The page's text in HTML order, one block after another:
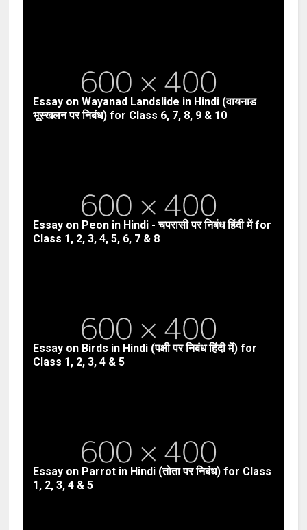
Essay on Wayanad Landslide in Hindi (वायनाड
भूस्खलन पर निबंध) for Class 6, 7, 8, 9 & 10
Essay on Peon in Hindi - चपरासी पर निबंध हिंदी में for
Class 1, 2, 3, 4, 5, 6, 7 & 8
Essay on Birds in Hindi (पक्षी पर निबंध हिंदी में) for
Class 1, 2, 3, 4 & 5
Essay on Parrot in Hindi (तोता पर निबंध) for Class
1, 2, 3, 4 & 5